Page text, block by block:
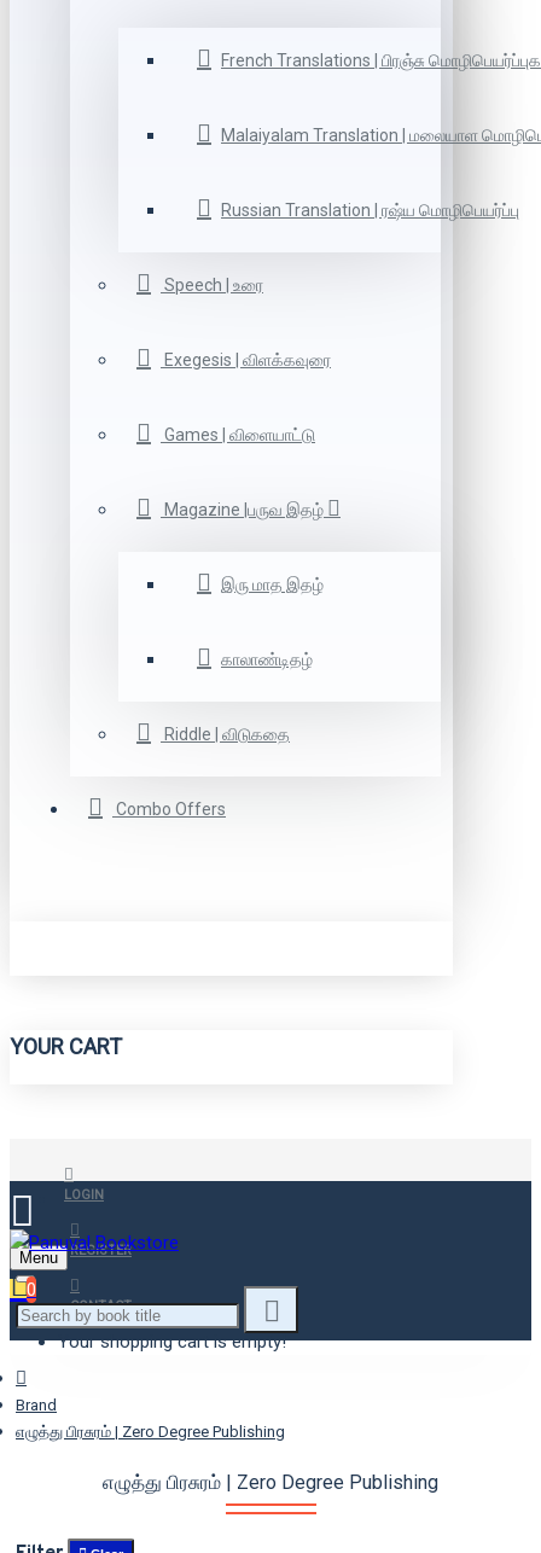
French Translations | பிரஞ்சு
Malaiyalam Translation | மலையாள
Russian Translation | ரஷ்ய மொழிபெயர்ப்பு
Speech | உரை
Exegesis | விளக்கவுரை
Games | விளையாட்டு
Magazine |பருவ இதழ்
இரு மாத இதழ்
காலாண்டிதழ்
Riddle | விடுகதை
Combo Offers
YOUR CART
LOGIN
REGISTER
CONTACT
Menu
0
Your shopping cart is empty!
Brand
எழுத்து பிரசுரம் | Zero Degree Publishing
எழுத்து பிரசுரம் | Zero Degree Publishing